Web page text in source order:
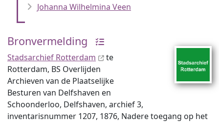
Johanna Wilhelmina Veen
Bronvermelding
Stadsarchief Rotterdam
te
Rotterdam, BS Overlijden
Archieven van de Plaatselijke
Besturen van Delfshaven en
Schoonderloo, Delfshaven, archief 3,
inventaris­num­mer 1207, 1876, Nadere toegang op het